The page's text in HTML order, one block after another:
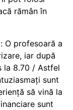
rămân în
O profesoară a
iar după
la 8.70 / Astfel
sunt
să vină la
sunt